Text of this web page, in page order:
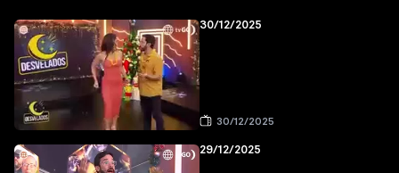
30/12/2025
30/12/2025
29/12/2025